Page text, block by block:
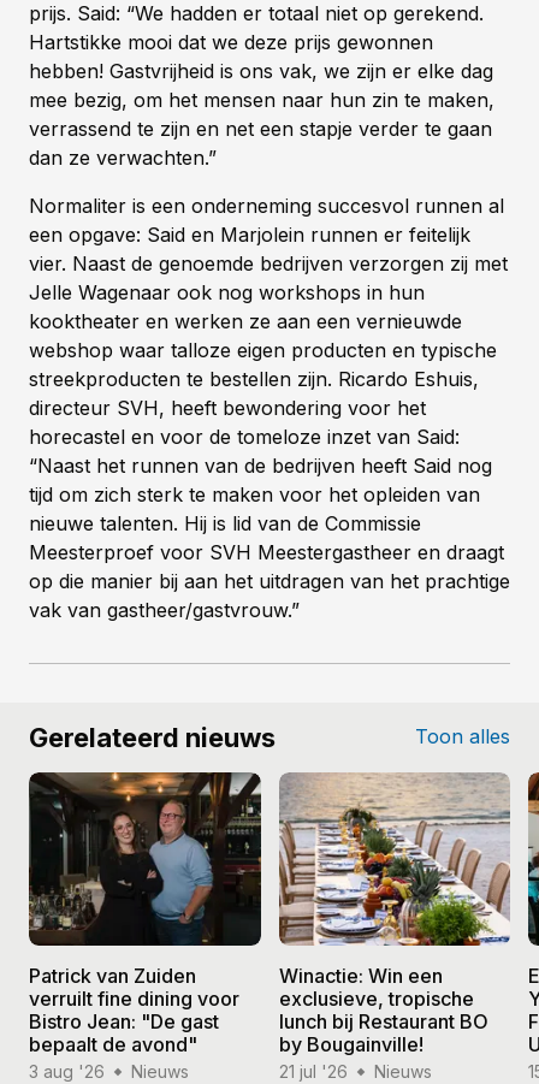
prijs. Said: “We hadden er totaal niet op gerekend.
Hartstikke mooi dat we deze prijs gewonnen
hebben! Gastvrijheid is ons vak, we zijn er elke dag
mee bezig, om het mensen naar hun zin te maken,
verrassend te zijn en net een stapje verder te gaan
dan ze verwachten.”
Normaliter is een onderneming succesvol runnen al
een opgave: Said en Marjolein runnen er feitelijk
vier. Naast de genoemde bedrijven verzorgen zij met
Jelle Wagenaar ook nog workshops in hun
kooktheater en werken ze aan een vernieuwde
webshop waar talloze eigen producten en typische
streekproducten te bestellen zijn. Ricardo Eshuis,
directeur SVH, heeft bewondering voor het
horecastel en voor de tomeloze inzet van Said:
“Naast het runnen van de bedrijven heeft Said nog
tijd om zich sterk te maken voor het opleiden van
nieuwe talenten. Hij is lid van de Commissie
Meesterproef voor SVH Meestergastheer en draagt
op die manier bij aan het uitdragen van het prachtige
vak van gastheer/gastvrouw.”
Gerelateerd nieuws Toon alles
Patrick van Zuiden
verruilt fine dining voor
Bistro Jean: "De gast
bepaalt de avond"
3 aug '26 Nieuws
Winactie: Win een
exclusieve, tropische
lunch bij Restaurant BO
by Bougainville!
21 jul '26 Nieuws